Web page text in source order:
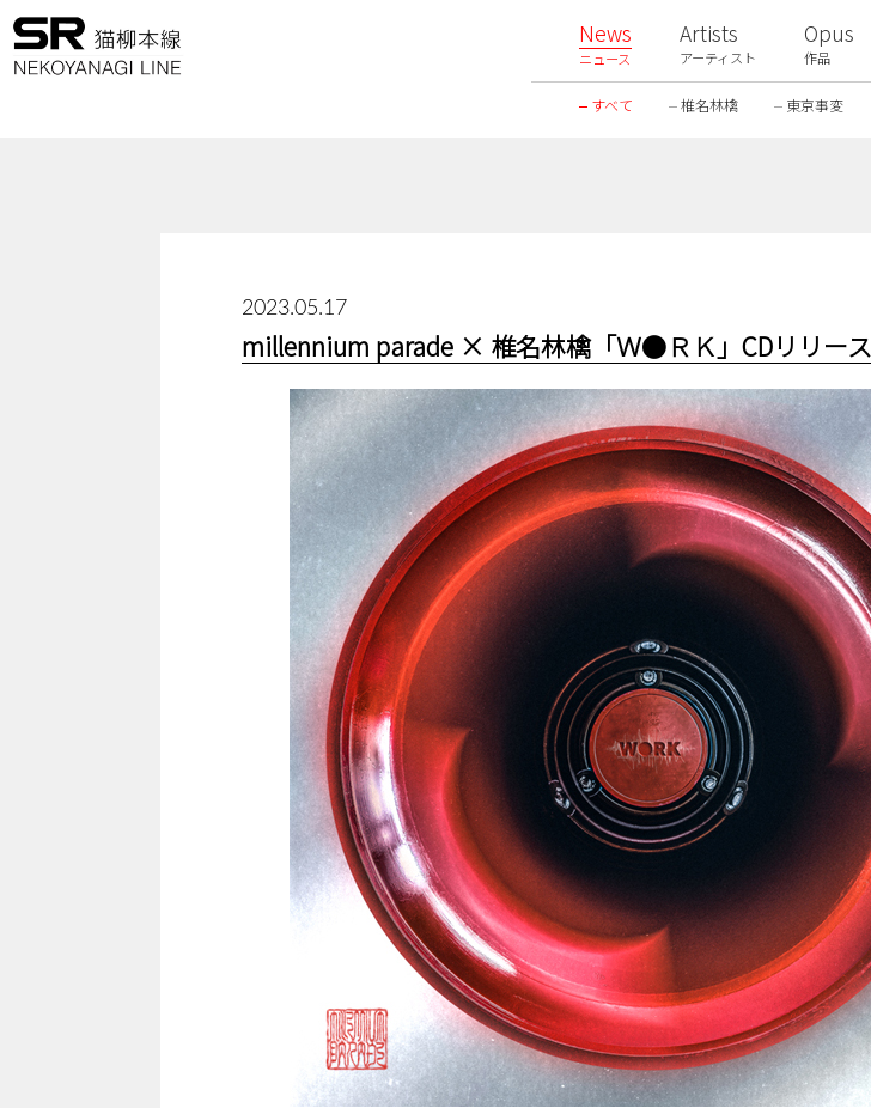
News
ニュース
Artists
アーティスト
Opus
作品
すべて 椎名林檎 東京事変
2023.05.17
millennium parade × 椎名林檎「Ｗ●ＲＫ」CDリリース